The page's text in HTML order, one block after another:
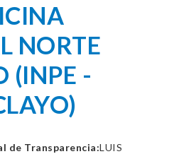
NORTE
(INPE -
de Transparencia:LUIS